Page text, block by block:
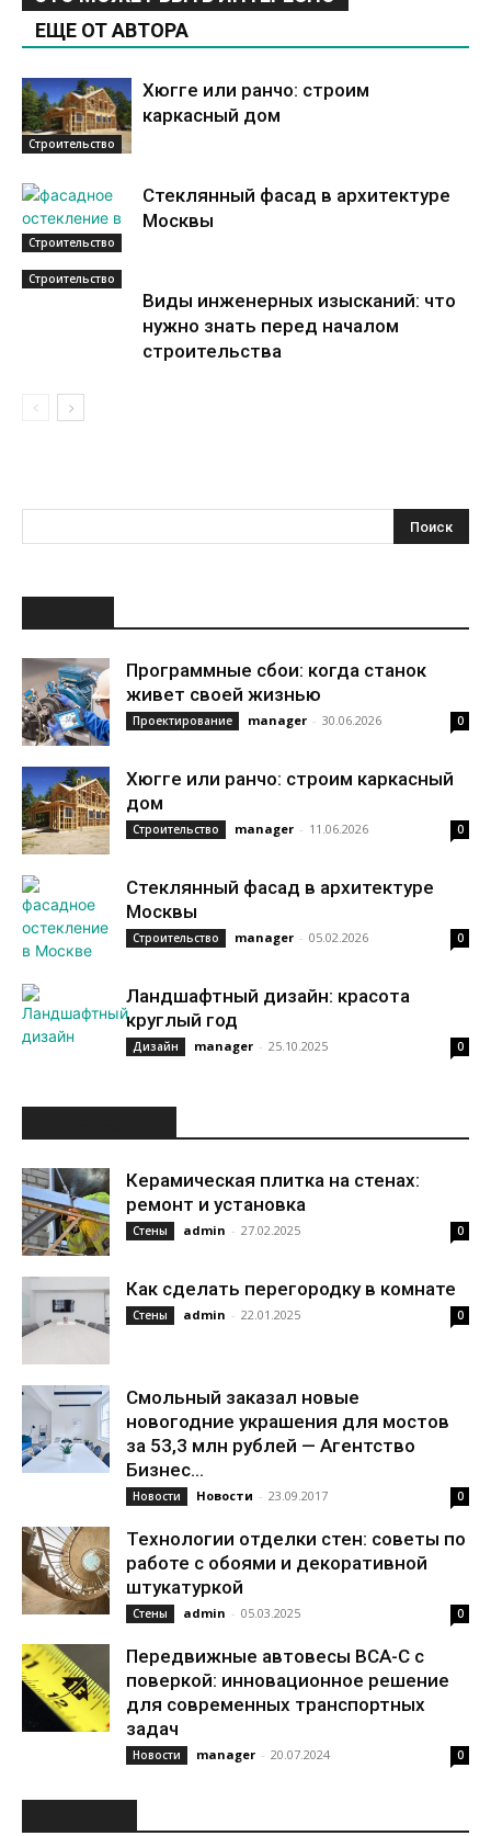
ЕЩЕ ОТ АВТОРА
Строительство
Хюгге или ранчо: строим
каркасный дом
Строительство
Стеклянный фасад в архитектуре
Москвы
Строительство
Виды инженерных изысканий: что
нужно знать перед началом
строительства
Программные сбои: когда станок
живет своей жизнью
Проектирование manager - 30.06.2026 0
Хюгге или ранчо: строим каркасный
дом
Строительство manager - 11.06.2026 0
Стеклянный фасад в архитектуре
Москвы
Строительство manager - 05.02.2026 0
Ландшафтный дизайн: красота
круглый год
Дизайн manager - 25.10.2025 0
Керамическая плитка на стенах:
ремонт и установка
Стены admin - 27.02.2025 0
Как сделать перегородку в комнате
Стены admin - 22.01.2025 0
Смольный заказал новые
новогодние украшения для мостов
за 53,3 млн рублей — Агентство
Бизнес...
Новости Новости - 23.09.2017 0
Технологии отделки стен: советы по
работе с обоями и декоративной
штукатуркой
Стены admin - 05.03.2025 0
Передвижные автовесы ВСА-С с
поверкой: инновационное решение
для современных транспортных
задач
Новости manager - 20.07.2024 0